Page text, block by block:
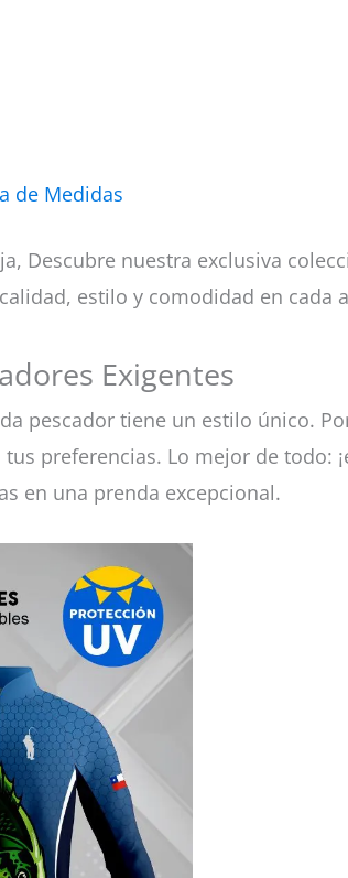
de Medidas
Descubre nuestra exclusiva
estilo y comodidad en cada
Exigentes
pescador tiene un estilo único.
preferencias. Lo mejor de
en una prenda excepcional.